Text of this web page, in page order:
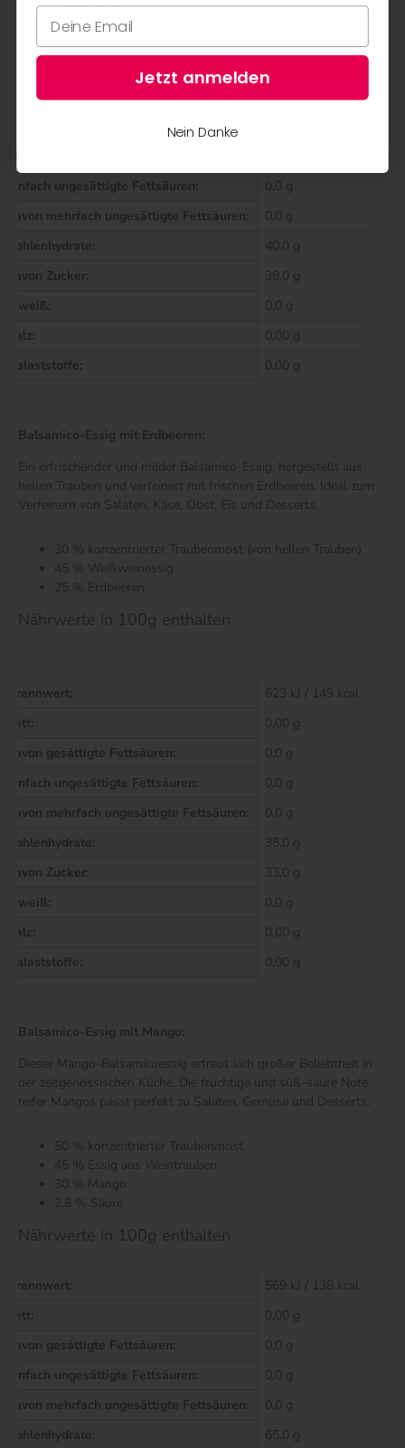
Nährwerte in 100g enthalten
Brennwert:
670 kJ / 160 kcal
einfach ungesättigte Fettsäuren:
0,0 g
davon mehrfach ungesättigte Fettsäuren:
0,0 g
Kohlenhydrate:
40,0 g
davon Zucker:
38,0 g
Eiweiß:
0,0 g
Salz:
0,00 g
Balaststoffe:
0,00 g
Balsamico-Essig mit Erdbeeren:
Ein erfrischender und milder Balsamico-Essig, hergestellt aus
hellen Trauben und verfeinert mit frischen Erdbeeren. Ideal zum
Verfeinern von Salaten, Käse, Obst, Eis und Desserts.
30 % konzentrierter Traubenmost (von hellen Trauben)
45 % Weißweinessig
25 % Erdbeeren
Nährwerte in 100g enthalten
Brennwert:
623 kJ / 149 kcal
Fett:
0,00 g
davon gesättigte Fettsäuren:
0,0 g
einfach ungesättigte Fettsäuren:
0,0 g
davon mehrfach ungesättigte Fettsäuren:
0,0 g
Kohlenhydrate:
35,0 g
davon Zucker:
33,0 g
Eiweiß:
0,0 g
Salz:
0,00 g
Balaststoffe:
0,00 g
Balsamico-Essig mit Mango:
Dieser Mango-Balsamicoessig erfreut sich großer Beliebtheit in
der zeitgenössischen Küche. Die fruchtige und süß-saure Note
reifer Mangos passt perfekt zu Salaten, Gemüse und Desserts.
50 % konzentrierter Traubenmost
45 % Essig aus Weintrauben
30 % Mango
2,8 % Säure
Nährwerte in 100g enthalten
Brennwert:
569 kJ / 138 kcal
Fett:
0,00 g
davon gesättigte Fettsäuren:
0,0 g
einfach ungesättigte Fettsäuren:
0,0 g
davon mehrfach ungesättigte Fettsäuren:
0,0 g
Kohlenhydrate:
65,0 g
Jetzt anmelden
Jetzt anmelden
Nein Danke